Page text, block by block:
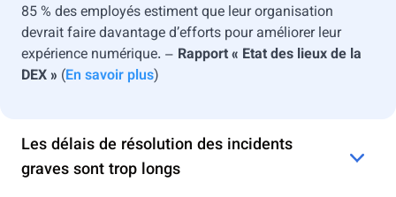
85 % des employés estiment que leur organisation
devrait faire davantage d’efforts pour améliorer leur
expérience numérique. – Rapport « Etat des lieux de la
DEX » (En savoir plus)
Les délais de résolution des incidents
graves sont trop longs